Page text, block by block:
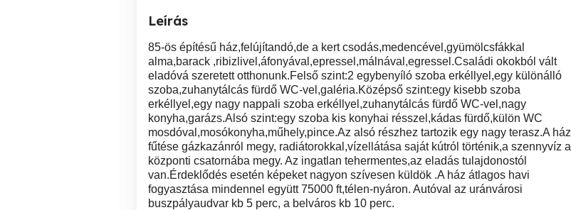
Leírás
85-ös építésű ház,felújítandó,de a kert csodás,medencével,gyümölcsfákkal
alma,barack ,ribizlivel,áfonyával,epressel,málnával,egressel.Családi okokból vált
eladóvá szeretett otthonunk.Felső szint:2 egybenyíló szoba erkéllyel,egy különálló
szoba,zuhanytálcás fürdő WC-vel,galéria.Középső szint:egy kisebb szoba
erkéllyel,egy nagy nappali szoba erkéllyel,zuhanytálcás fürdő WC-vel,nagy
konyha,garázs.Alsó szint:egy szoba kis konyhai résszel,kádas fürdő,külön WC
mosdóval,mosókonyha,műhely,pince.Az alsó részhez tartozik egy nagy terasz.A ház
fűtése gázkazánról megy, radiátorokkal,vízellátása saját kútról történik,a szennyvíz a
központi csatornába megy. Az ingatlan tehermentes,az eladás tulajdonostól
van.Érdeklődés esetén képeket nagyon szívesen küldök .A ház átlagos havi
fogyasztása mindennel együtt 75000 ft,télen-nyáron. Autóval az uránvárosi
buszpályaudvar kb 5 perc, a belváros kb 10 perc.